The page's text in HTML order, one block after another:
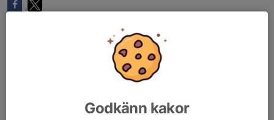
Godkänn kakor